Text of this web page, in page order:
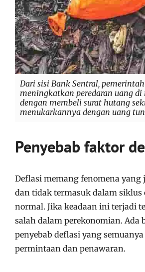
Dari sisi Bank Sentral,
meningkatkan peredaran uang di
dengan membeli surat hutang
menukarkannya dengan uang
Penyebab faktor
Deflasi memang fenomena yang
dan tidak termasuk dalam siklus
normal. Jika keadaan ini terjadi
salah dalam perekonomian. Ada
penyebab deflasi yang
permintaan dan penawaran.